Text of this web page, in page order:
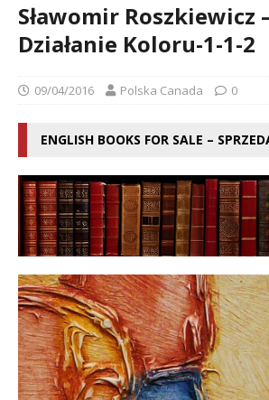
Sławomir Roszkiewicz
Działanie Koloru-1-1-2
09/04/2016 Polska Canada 0
ENGLISH BOOKS FOR SALE –